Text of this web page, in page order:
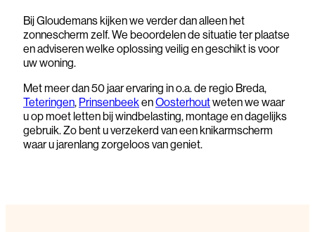
Bij Gloudemans kijken we verder dan alleen het
zonnescherm zelf. We beoordelen de situatie ter plaatse
en adviseren welke oplossing veilig en geschikt is voor
uw woning.
Met meer dan 50 jaar ervaring in o.a. de regio Breda,
Teteringen, PrinsenbeekenOosterhoutweten we waar
u op moet letten bij windbelasting, montage en dagelijks
gebruik. Zo bent u verzekerd van een knikarmscherm
waar u jarenlang zorgeloos van geniet.